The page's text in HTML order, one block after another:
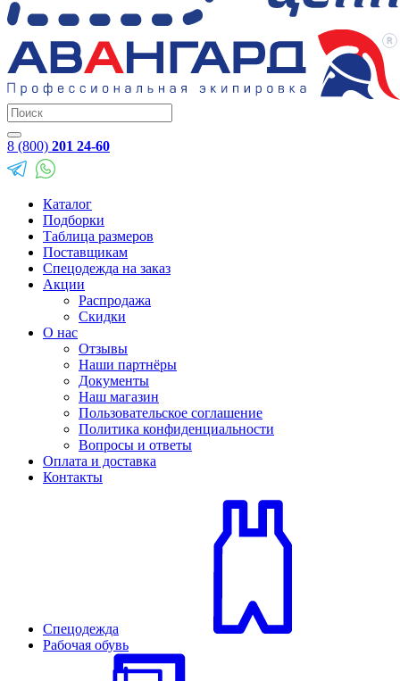
8 (800) 201 24-60
Каталог
Подборки
Таблица размеров
Поставщикам
Спецодежда на заказ
Акции
Распродажа
Скидки
О нас
Отзывы
Наши партнёры
Документы
Наш магазин
Пользовательское соглашение
Политика конфиденциальности
Вопросы и ответы
Оплата и доставка
Контакты
Спецодежда
Рабочая обувь